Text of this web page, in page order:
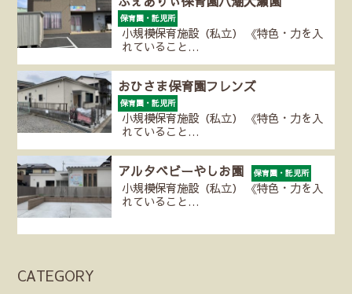
保育園・託児所
小規模保育施設（私立） 《特色・力を入
れていること…
おひさま保育園フレンズ
保育園・託児所
小規模保育施設（私立） 《特色・力を入
れていること…
アルタベビーやしお園 保育園・託児所
小規模保育施設（私立） 《特色・力を入
れていること…
CATEGORY